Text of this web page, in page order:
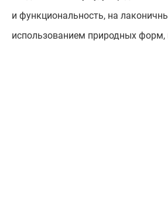
и функциональность, на
использованием природных форм,